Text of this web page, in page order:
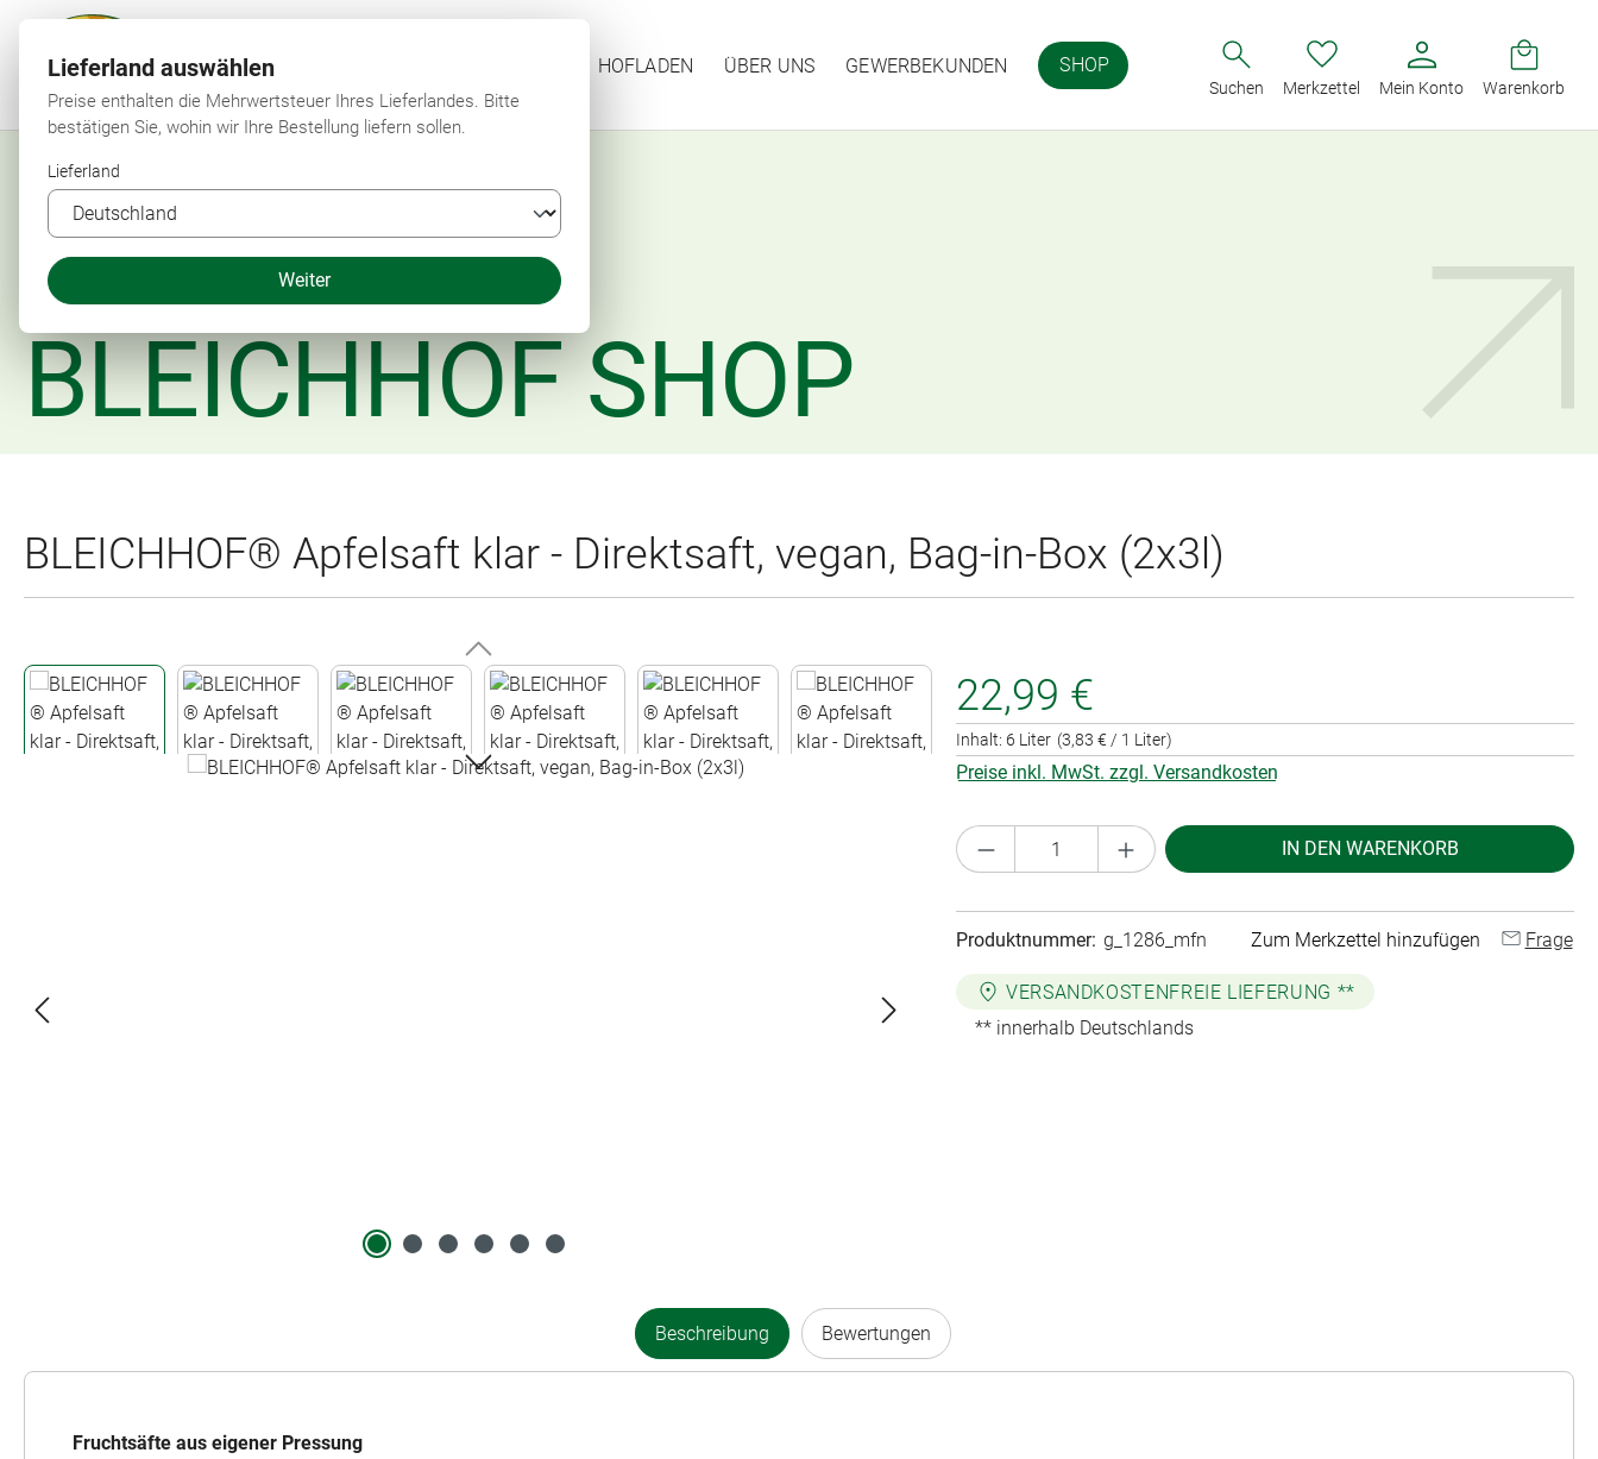
HOFLADEN ÜBER UNS GEWERBEKUNDEN SHOP
Suchen Merkzettel Mein Konto Warenkorb
BLEICHHOF SHOP
BLEICHHOF® Apfelsaft klar - Direktsaft, vegan, Bag-in-Box (2x3l)
Bildergalerie überspringen 22,99 €
Inhalt: 6 Liter (3,83 € / 1 Liter)
Preise inkl. MwSt. zzgl. Versandkosten
Produkt Anzahl: Gib den gewünschten Wert ein
IN DEN WARENKORB
Produktnummer: g_1286_mfn Zum Merkzettel hinzufügen Frage
VERSANDKOSTENFREIE LIEFERUNG **
** innerhalb Deutschlands
Beschreibung Bewertungen
Fruchtsäfte aus eigener Pressung
Lieferland auswählen
Preise enthalten die Mehrwertsteuer Ihres Lieferlandes. Bitte
bestätigen Sie, wohin wir Ihre Bestellung liefern sollen.
Lieferland
Weiter